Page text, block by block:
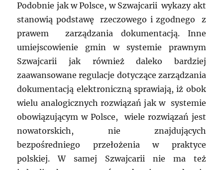
Podobnie jak w Polsce, w Szwajcarii wykazy akt
stanowią podstawę rzeczowego i zgodnego z
prawem zarządzania dokumentacją. Inne
umiejscowienie gmin w systemie prawnym
Szwajcarii jak również daleko bardziej
zaawansowane regulacje dotyczące zarządzania
dokumentacją elektroniczną sprawiają, iż obok
wielu analogicznych rozwiązań jak w systemie
obowiązującym w Polsce, wiele rozwiązań jest
nowatorskich, nie znajdujących
bezpośredniego przełożenia w praktyce
polskiej. W samej Szwajcarii nie ma też